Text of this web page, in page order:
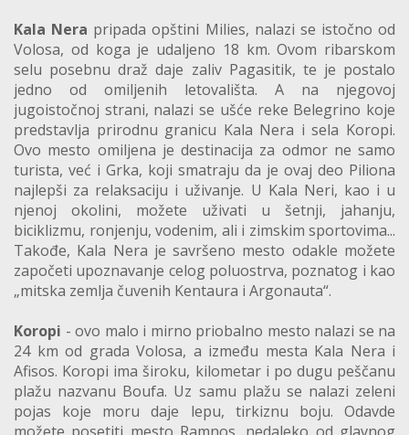
Kala Nera pripada opštini Milies, nalazi se istočno od
Volosa, od koga je udaljeno 18 km. Ovom ribarskom
selu posebnu draž daje zaliv Pagasitik, te je postalo
jedno od omiljenih letovališta. A na njegovoj
jugoistočnoj strani, nalazi se ušće reke Belegrino koje
predstavlja prirodnu granicu Kala Nera i sela Koropi.
Ovo mesto omiljena je destinacija za odmor ne samo
turista, već i Grka, koji smatraju da je ovaj deo Piliona
najlepši za relaksaciju i uživanje. U Kala Neri, kao i u
njenoj okolini, možete uživati u šetnji, jahanju,
biciklizmu, ronjenju, vodenim, ali i zimskim sportovima...
Takođe, Kala Nera je savršeno mesto odakle možete
započeti upoznavanje celog poluostrva, poznatog i kao
„mitska zemlja čuvenih Kentaura i Argonauta“.
Koropi - ovo malo i mirno priobalno mesto nalazi se na
24 km od grada Volosa, a između mesta Kala Nera i
Afisos. Koropi ima široku, kilometar i po dugu peščanu
plažu nazvanu Boufa. Uz samu plažu se nalazi zeleni
pojas koje moru daje lepu, tirkiznu boju. Odavde